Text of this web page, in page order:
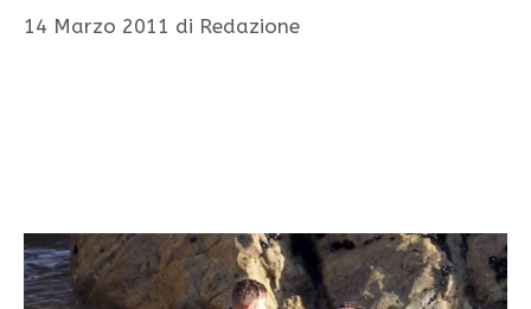
14 Marzo 2011 di Redazione